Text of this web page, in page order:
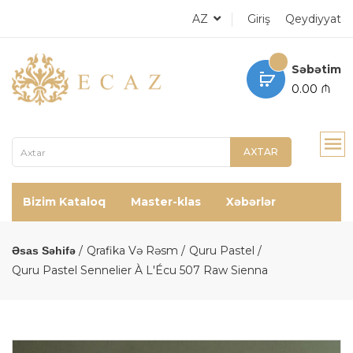
AZ Giriş Qeydiyyat
Səbətim
0.00 ₼
AXTAR
Bizim Kataloq Master-klas Xəbərlər
Əsas Səhifə Qrafika Və Rəsm
Quru Pastel
Quru Pastel Sennelier À L'Écu 507 Raw Sienna